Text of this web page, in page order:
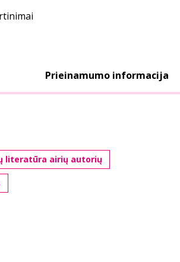
Prieinamumo informacija
literatūra airių autorių